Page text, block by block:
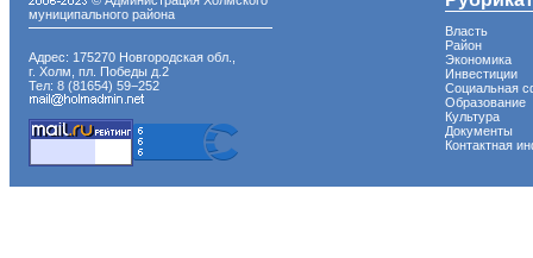
муниципального района
Адрес: 175270 Новгородская обл.,
г. Холм, пл. Победы д.2
Тел: 8 (81654) 59−252
Власть
Район
Экономика
Инвестиции
Социальная
Образование
Культура
Документы
Контактная